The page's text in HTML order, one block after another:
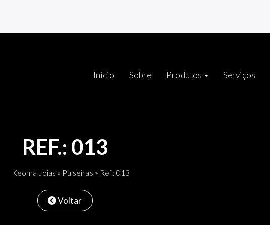
Início Sobre Produtos Serviços
REF.: 013
Keoma Jóias » Pulseiras » Ref.: 013
Voltar